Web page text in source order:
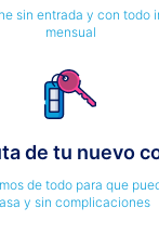
sin entrada y con todo
mensual
de tu nuevo
de todo para que
y sin complicaciones